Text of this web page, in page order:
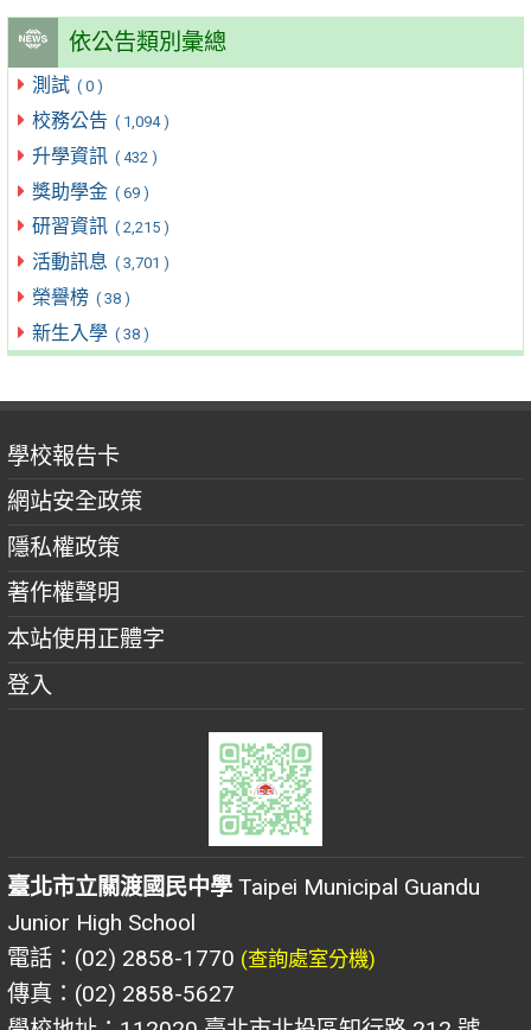
依公告類別彙總
測試 ( 0 )
校務公告 ( 1,094 )
升學資訊 ( 432 )
獎助學金 ( 69 )
研習資訊 ( 2,215 )
活動訊息 ( 3,701 )
榮譽榜 ( 38 )
新生入學 ( 38 )
學校報告卡
網站安全政策
隱私權政策
著作權聲明
本站使用正體字
登入
臺北市立關渡國民中學 Taipei Municipal Guandu
Junior High School
電話：(02) 2858-1770 (查詢處室分機)
傳真：(02) 2858-5627